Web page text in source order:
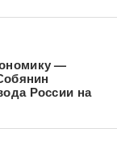
—
России на